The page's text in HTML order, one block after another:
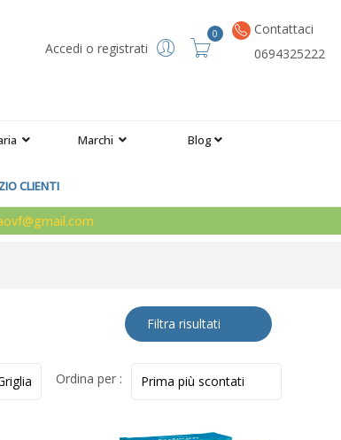
Accedi o registrati
0
Contattaci
0694325222
Marchi Blog
CLIENTI
Filtra risultati
Ordina per :